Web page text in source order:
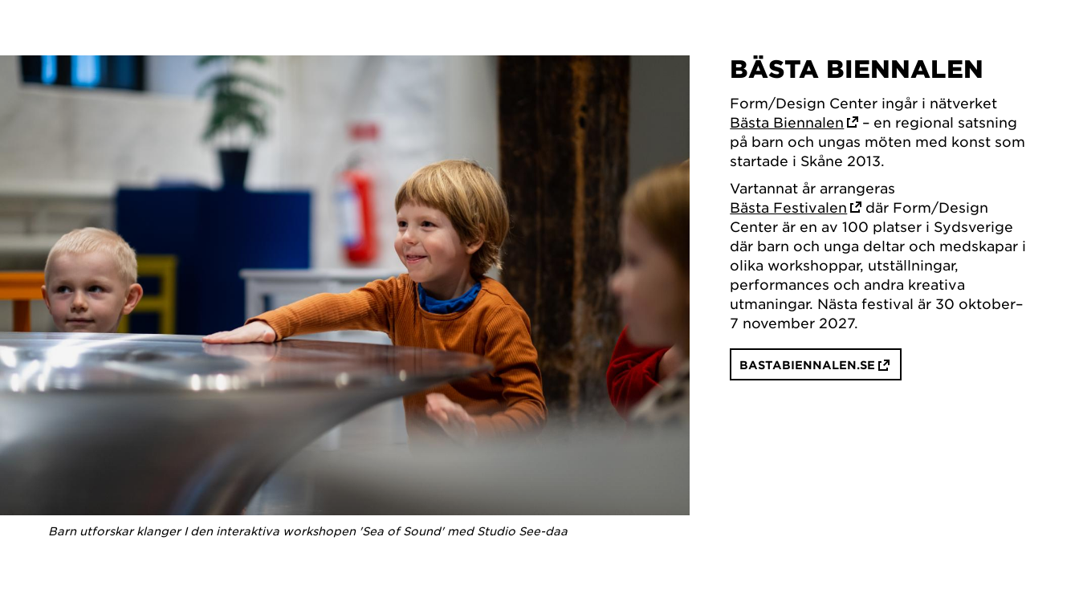
Barn utforskar klanger I den interaktiva workshopen 'Sea of Sound' med Studio See-daa
BÄSTA BIENNALEN
Form/Design Center ingår i nätverket
Bästa Biennalen
– en regional satsning
på barn och ungas möten med konst som
startade i Skåne 2013.
Vartannat år arrangeras
Bästa Festivalen
där Form/Design
Center är en av 100 platser i Sydsverige
där barn och unga deltar och medskapar i
olika workshoppar, utställningar,
performances och andra kreativa
utmaningar. Nästa festival är 30 oktober–
7 november 2027.
BASTABIENNALEN.SE